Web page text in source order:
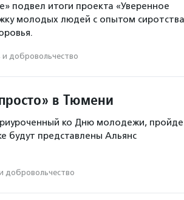
подвел итоги проекта «Уверенное
молодых людей с опытом сиротства
и доброволь­чест­во
в Тюмени
ко Дню молодежи,
будут представлены Альянс
доброволь­чест­во